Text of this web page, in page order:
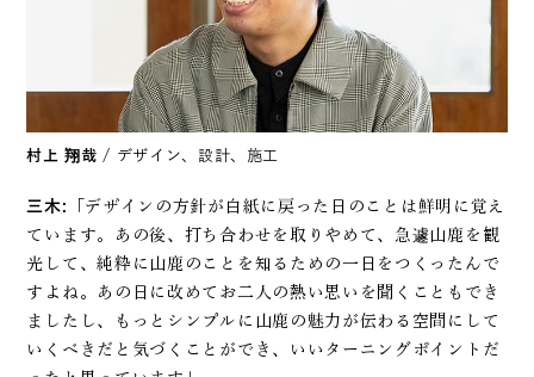
村上 翔哉 / デザイン、設計、施工
三木: 「デザインの方針が白紙に戻った日のことは鮮明に覚え
ています。あの後、打ち合わせを取りやめて、急遽山鹿を観
光して、純粋に山鹿のことを知るための一日をつくったんで
すよね。あの日に改めてお二人の熱い思いを聞くこともでき
ましたし、もっとシンプルに山鹿の魅力が伝わる空間にして
いくべきだと気づくことができ、いいターニングポイントだ